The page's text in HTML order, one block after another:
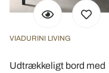
VIADURINI LIVING
Udtrækkeligt bord med